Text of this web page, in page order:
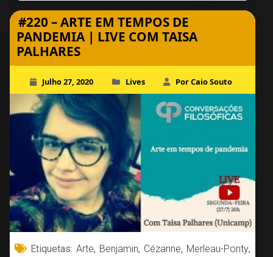
#220 – ARTE EM TEMPOS DE
PANDEMIA | LIVE COM TAISA
PALHARES
Julho 27, 2020 Lives Por Caio Souto
Etiquetas:Arte, Benjamin, Cézanne, Merleau-Ponty,